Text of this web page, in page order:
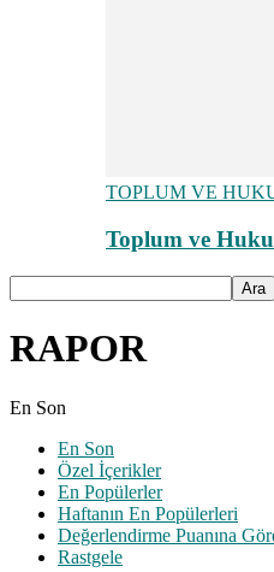
TOPLUM VE
Toplum ve
RAPOR
En Son
En Son
Özel İçerikler
En Popülerler
Haftanın En Popülerleri
Değerlendirme Puanına
Rastgele